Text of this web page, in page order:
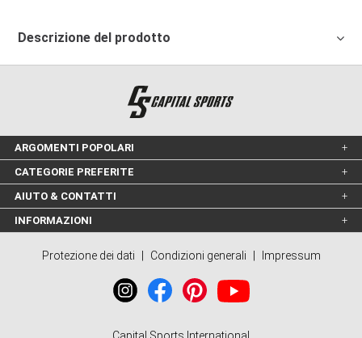
Descrizione del prodotto
ARGOMENTI POPOLARI
CATEGORIE PREFERITE
AIUTO & CONTATTI
INFORMAZIONI
Protezione dei dati Condizioni generali Impressum